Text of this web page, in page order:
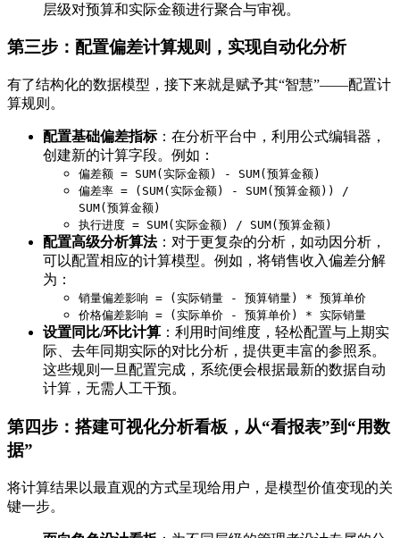
层级对预算和实际金额进行聚合与审视。
第三步：配置偏差计算规则，实现自动化分析
有了结构化的数据模型，接下来就是赋予其“智慧”——配置计
算规则。
配置基础偏差指标：在分析平台中，利用公式编辑器，
创建新的计算字段。例如：
偏差额 = SUM(实际金额) - SUM(预算金额)
偏差率 = (SUM(实际金额) - SUM(预算金额)) /
SUM(预算金额)
执行进度 = SUM(实际金额) / SUM(预算金额)
配置高级分析算法：对于更复杂的分析，如动因分析，
可以配置相应的计算模型。例如，将销售收入偏差分解
为：
销量偏差影响 = (实际销量 - 预算销量) * 预算单价
价格偏差影响 = (实际单价 - 预算单价) * 实际销量
设置同比/环比计算 ：利用时间维度，轻松配置与上期实
际、去年同期实际的对比分析，提供更丰富的参照系。
这些规则一旦配置完成，系统便会根据最新的数据自动
计算，无需人工干预。
第四步：搭建可视化分析看板，从“看报表”到“用数
据”
将计算结果以最直观的方式呈现给用户，是模型价值变现的关
键一步。